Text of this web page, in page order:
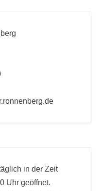
in der Zeit
Uhr geöffnet.